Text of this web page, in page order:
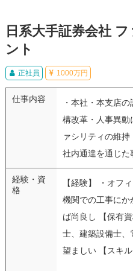
日系大手証券会社
ント
正社員 1000万円
仕事内容
・本社・本支店
構改革・人事異動
ァシリティの維持
社内通達を通じた
経験・資
格
【経験】 ・オフ
機関での工事にか
ば尚良し 【保有
士、建築設備士、
望ましい 【スキ